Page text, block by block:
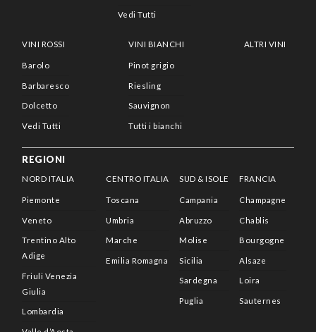
Vedi Tutti
VINI ROSSI
Barolo
Barbaresco
Dolcetto
Vedi Tutti
VINI BIANCHI
Pinot grigio
Riesling
Sauvignon
Tutti i bianchi
ALTRI VINI
REGIONI
NORD ITALIA
Piemonte
Veneto
Trentino Alto
Adige
Friuli Venezia
Giulia
Lombardia
CENTRO ITALIA
Toscana
Umbria
Marche
Emilia Romagna
SUD & ISOLE
Campania
Abruzzo
Molise
Sicilia
Sardegna
Puglia
FRANCIA
Champagne
Chablis
Bourgogne
Alsaze
Loira
Sauternes